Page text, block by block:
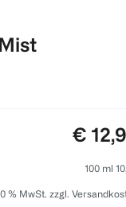
Preis:
€
100 ml
% MwSt. zzgl.